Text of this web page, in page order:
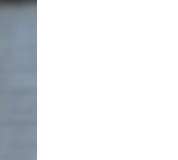
可透過四大超商
成。
取消訂單，請聯
，需透過AFTEE
為準，若有關於
「AFTEE先享後
付」服務完成之